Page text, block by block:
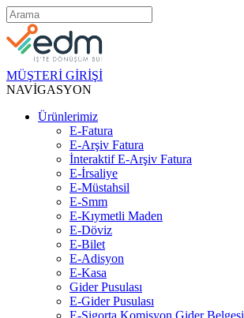
MÜŞTERİ GİRİŞİ
NAVİGASYON
Ürünlerimiz
E-Fatura
E-Arşiv Fatura
İnteraktif E-Arşiv Fatura
E-İrsaliye
E-Müstahsil
E-Smm
E-Kıymetli Maden
E-Döviz
E-Bilet
E-Adisyon
E-Kasa
Gider Pusulası
E-Gider Pusulası
E-Sigorta Komisyon Gider Belgesi